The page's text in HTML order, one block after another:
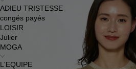
ADIEU TRISTESSE
congés payés
LOISIR
Julier
MOGA
L'EQUIPE